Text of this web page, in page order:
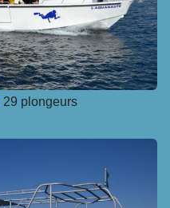
29 plongeurs